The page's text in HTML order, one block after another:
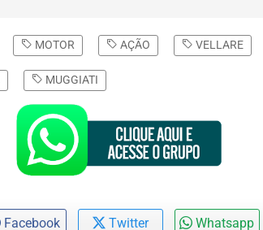
MOTOR AÇÃO VELLARE
MUGGIATI
Facebook Twitter Whatsapp